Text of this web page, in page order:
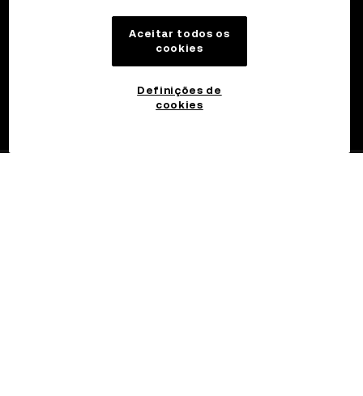
Aceitar todos os
cookies
Definições de
cookies